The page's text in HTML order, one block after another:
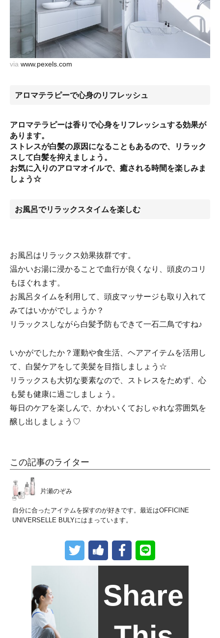
via www.pexels.com
アロマテラピーで心身のリフレッシュ
アロマテラピーは香りで心身をリフレッシュする効果が
あります。
ストレスが白髪の原因になることもあるので、リラック
スして白髪を抑えましょう。
お気に入りのアロマオイルで、癒される時間を楽しみま
しょう☆
お風呂でリラックスタイムを楽しむ
お風呂はリラックス効果抜群です。
温かいお湯に浸かることで血行が良くなり、頭皮のコリ
もほぐれます。
お風呂タイムを利用して、頭皮マッサージも取り入れて
みてはいかがでしょうか？
リラックスしながら白髪予防もできて一石二鳥ですね♪
いかがでしたか？運動や食生活、ヘアアイテムを活用し
て、白髪ケアをして美髪を目指しましょう☆
リラックスも大切な要素なので、ストレスをためず、心
も髪も健康に過ごしましょう。
毎日のケアを楽しんで、かわいくておしゃれな雰囲気を
醸し出しましょう♡
この記事のライター
片瀬のぞみ
自分に合ったアイテムを探すのが好きです。最近はOFFICINE
UNIVERSELLE BULYにはまっています。
Share